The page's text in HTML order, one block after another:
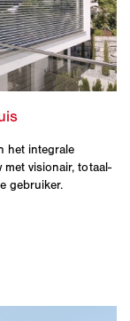
het integrale
visionair, totaal-
gebruiker.